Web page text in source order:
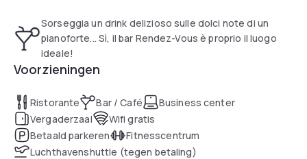
public areas of the hotel. The property also houses a fitness
room, 9 conference rooms and a private garage. The hotel
staff, who are available 24 hours a day, can assist you with
booking tickets and excursions.
Sorseggia un drink delizioso sulle dolci note di un
pianoforte... Sì, il bar Rendez-Vous è proprio il luogo
ideale!
Voorzieningen
Ristorante Bar / Café
Business center
Vergaderzaal
Wifi gratis
Betaald parkeren
Fitnesscentrum
Luchthavenshuttle (tegen betaling)